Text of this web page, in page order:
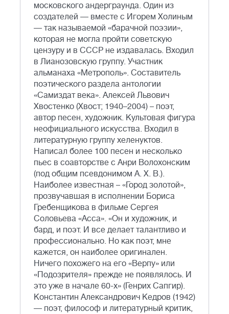
московского андерграунда. Один из
создателей — вместе с Игорем Холиным
— так называемой «барачной поэзии»,
которая не могла пройти советскую
цензуру и в СССР не издавалась. Входил
в Лианозовскую группу. Участник
альманаха «Метрополь». Составитель
поэтического раздела антологии
«Самиздат века». Алексей Львович
Хвостенко (Хвост; 1940–2004) – поэт,
автор песен, художник. Культовая фигура
неофициального искусства. Входил в
литературную группу хеленуктов.
Написал более 100 песен и несколько
пьес в соавторстве с Анри Волохонским
(под общим псевдонимом А. Х. В.).
Наиболее известная – «Город золотой»,
прозвучавшая в исполнении Бориса
Гребенщикова в фильме Сергея
Соловьева «Асса». «Он и художник, и
бард, и поэт. И все делает талантливо и
профессионально. Но как поэт, мне
кажется, он наиболее оригинален.
Ничего похожего на его «Верпу» или
«Подозрителя» прежде не появлялось. И
это уже в начале 60-х» (Генрих Сапгир).
Константин Александрович Кедров (1942)
— поэт, философ и литературный критик,